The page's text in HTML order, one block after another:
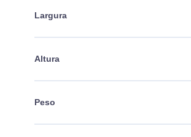
Largura
Altura
Peso